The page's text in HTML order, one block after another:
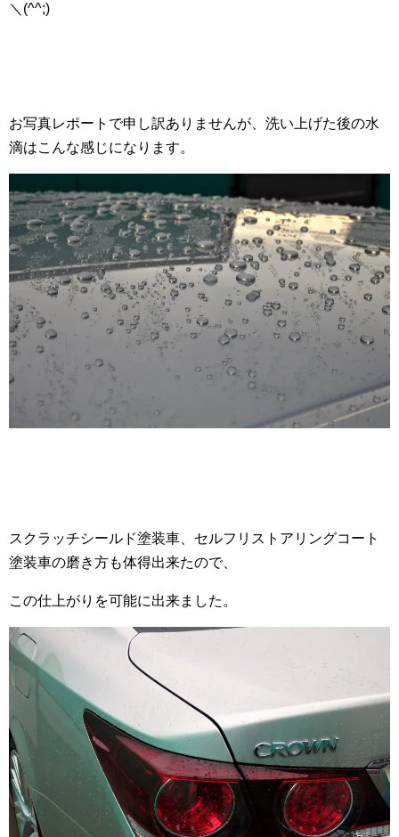
＼(^^;)ゞ
お写真レポートで申し訳ありませんが、洗い上げた後の水
滴はこんな感じになります。
スクラッチシールド塗装車、セルフリストアリングコート
塗装車の磨き方も体得出来たので、
この仕上がりを可能に出来ました。